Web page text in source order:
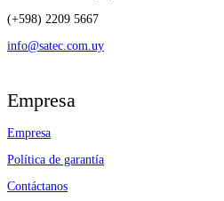
(+598) 2209 5667
info@satec.com.uy
Empresa
Empresa
Política de garantía
Contáctanos